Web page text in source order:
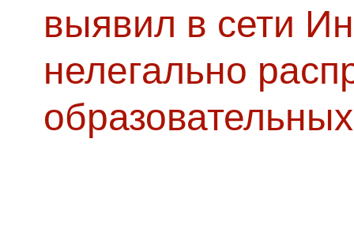
выявил в сети
нелегально